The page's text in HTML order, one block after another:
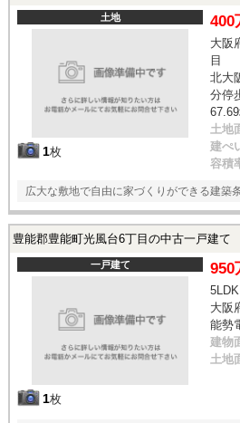
土地
1枚
400
大阪
目
北大
分停
土地
建ぺ
容積
広大な敷地で自由に家づくりができる建築
豊能郡豊能町光風台6丁目の中古一戸建て
一戸建て
1枚
950
大阪
能勢
建物
土地